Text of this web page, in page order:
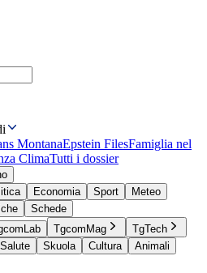
MontanaEpstein FilesFamiglia nel
ClimaTutti i dossier
Economia Sport
Meteo
Schede
TgcomMag
TgTech
Salute Skuola Cultura
Animali